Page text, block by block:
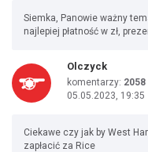
Siemka, Panowie ważny
najlepiej płatność w zł,
Olczyck
komentarzy: 2058
05.05.2023, 19:35
Ciekawe czy jak by West
zapłacić za Rice